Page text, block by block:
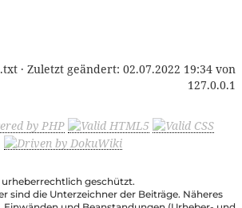
· Zuletzt geändert: 02.07.2022 19:34 von
127.0.0.1
geschützt.
sind die Unterzeichner der Beiträge. Näheres